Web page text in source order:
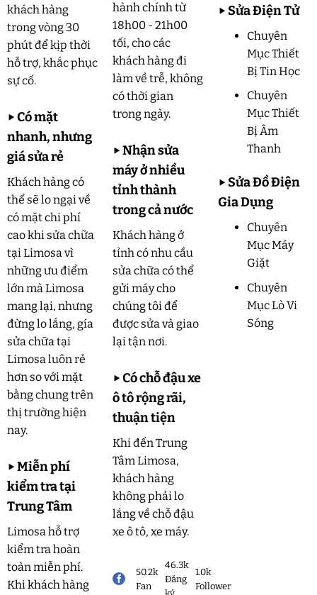
khách hàng
trong vòng 30
phút để kịp thời
hỗ trợ, khắc phục
sự cố.
▶Có mặt
nhanh, nhưng
giá sửa rẻ
Khách hàng có
thể sẽ lo ngại về
có mặt chi phí
cao khi sửa chữa
tại Limosa vì
những ưu điểm
lớn mà Limosa
mang lại, nhưng
đừng lo lắng, gía
sửa chữa tại
Limosa luôn rẻ
hơn so với mặt
bằng chung trên
thị trường hiện
nay.
▶Miễn phí
kiểm tra tại
Trung Tâm
Limosa hỗ trợ
kiểm tra hoàn
toàn miễn phí.
Khi khách hàng
hành chính từ
18h00 - 21h00
tối, cho các
khách hàng đi
làm về trễ, không
có thời gian
trong ngày.
▶Nhận sửa
máy ở nhiều
tỉnh thành
trong cả nước
Khách hàng ở
tỉnh có nhu cầu
sửa chữa có thể
gửi máy cho
chúng tôi để
được sửa và giao
lại tận nơi.
▶Có chỗ đậu xe
ô tô rộng rãi,
thuận tiện
Khi đến Trung
Tâm Limosa,
khách hàng
không phải lo
lắng về chỗ đậu
xe ô tô, xe máy.
50.2k
Fan
46.3k
Đăng
1.0k
Follower
▶ Sửa Điện Tử
Chuyên
Mục Thiết
Bị Tin Học
Chuyên
Mục Thiết
Bị Âm
Thanh
▶ Sửa Đồ Điện
Gia Dụng
Chuyên
Mục Máy
Giặt
Chuyên
Mục Lò Vi
Sóng